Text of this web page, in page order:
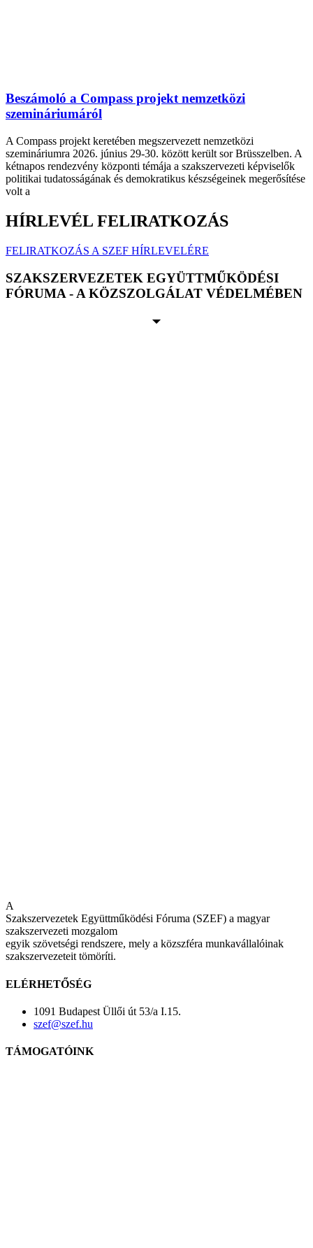
Beszámoló a Compass projekt nemzetközi
szemináriumáról
A Compass projekt keretében megszervezett nemzetközi
szemináriumra 2026. június 29-30. között került sor Brüsszelben. A
kétnapos rendezvény központi témája a szakszervezeti képviselők
politikai tudatosságának és demokratikus készségeinek megerősítése
volt a
HÍRLEVÉL FELIRATKOZÁS
FELIRATKOZÁS A SZEF HÍRLEVELÉRE
SZAKSZERVEZETEK EGYÜTTMŰKÖDÉSI
FÓRUMA - A KÖZSZOLGÁLAT VÉDELMÉBEN
A
Szakszervezetek Együttműködési Fóruma (SZEF) a magyar
szakszervezeti mozgalom
egyik szövetségi rendszere, mely a közszféra munkavállalóinak
szakszervezeteit tömöríti.
ELÉRHETŐSÉG
1091 Budapest Üllői út 53/a I.15.
szef@szef.hu
TÁMOGATÓINK